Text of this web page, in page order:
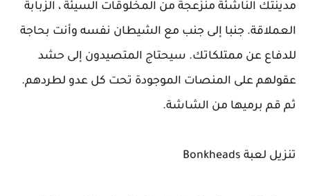
مدينتك الناشئة منزعجة من المخلوقات السيئة ، الزبابة
العملاقة. جنبا إلى جنب مع الشيطان نفسه وأنت بحاجة
للدفاع عن ممتلكاتك. سيحتاج المتصيدون إلى حشد
عقولهم على المنصات الموجودة تحت كل عدو لطردهم.
ثم قم برميها من الشاشة.
تنزيل لعبة Bonkheads